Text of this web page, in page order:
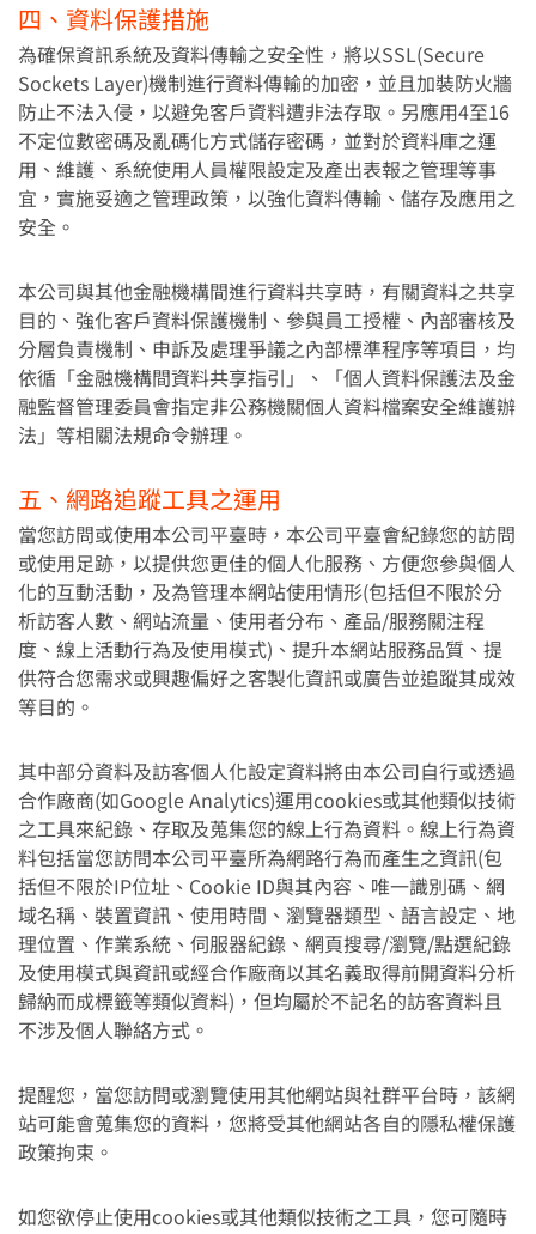
收款模式介紹
行銷合作優勢
金流收費方案
下載全盈店家管理App
App使用說明
合作店家/薪轉商戶申請
特約商店專人聯繫
特約商店/薪轉代發線上申辦
四、資料保護措施
為確保資訊系統及資料傳輸之安全性，將以SSL(Secure
Sockets Layer)機制進行資料傳輸的加密，並且加裝防火牆
防止不法入侵，以避免客戶資料遭非法存取。另應用4至16
不定位數密碼及亂碼化方式儲存密碼，並對於資料庫之運
用、維護、系統使用人員權限設定及產出表報之管理等事
宜，實施妥適之管理政策，以強化資料傳輸、儲存及應用之
安全。
本公司與其他金融機構間進行資料共享時，有關資料之共享
目的、強化客戶資料保護機制、參與員工授權、內部審核及
分層負責機制、申訴及處理爭議之內部標準程序等項目，均
依循「金融機構間資料共享指引」、「個人資料保護法及金
融監督管理委員會指定非公務機關個人資料檔案安全維護辦
法」等相關法規命令辦理。
五、網路追蹤工具之運用
當您訪問或使用本公司平臺時，本公司平臺會紀錄您的訪問
或使用足跡，以提供您更佳的個人化服務、方便您參與個人
化的互動活動，及為管理本網站使用情形(包括但不限於分
析訪客人數、網站流量、使用者分布、產品/服務關注程
度、線上活動行為及使用模式)、提升本網站服務品質、提
供符合您需求或興趣偏好之客製化資訊或廣告並追蹤其成效
等目的。
其中部分資料及訪客個人化設定資料將由本公司自行或透過
合作廠商(如Google Analytics)運用cookies或其他類似技術
之工具來紀錄、存取及蒐集您的線上行為資料。線上行為資
料包括當您訪問本公司平臺所為網路行為而產生之資訊(包
括但不限於IP位址、Cookie ID與其內容、唯一識別碼、網
域名稱、裝置資訊、使用時間、瀏覽器類型、語言設定、地
理位置、作業系統、伺服器紀錄、網頁搜尋/瀏覽/點選紀錄
及使用模式與資訊或經合作廠商以其名義取得前開資料分析
歸納而成標籤等類似資料)，但均屬於不記名的訪客資料且
不涉及個人聯絡方式。
提醒您，當您訪問或瀏覽使用其他網站與社群平台時，該網
站可能會蒐集您的資料，您將受其他網站各自的隱私權保護
政策拘束。
如您欲停止使用cookies或其他類似技術之工具，您可隨時